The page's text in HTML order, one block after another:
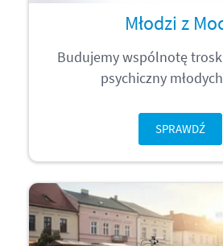
Młodzi z
Budujemy wspólnotę
psychiczny
SPRAWDŹ